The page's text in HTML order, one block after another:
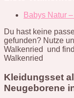
Babys Natur
Du hast keine
gefunden? Nutze
Walkenried und
Walkenried
Kleidungsset
Neugeborene